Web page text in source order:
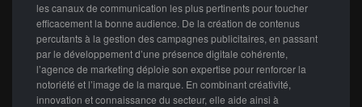
les canaux de communication les plus pertinents pour toucher
efficacement la bonne audience. De la création de contenus
percutants à la gestion des campagnes publicitaires, en passant
par le développement d’une présence digitale cohérente,
l’agence de marketing déploie son expertise pour renforcer la
notoriété et l’image de la marque. En combinant créativité,
innovation et connaissance du secteur, elle aide ainsi à